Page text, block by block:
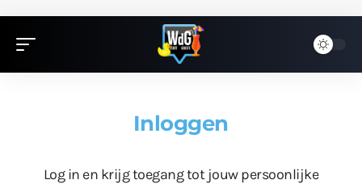
Inloggen
Log in en krijg toegang tot jouw persoonlijke